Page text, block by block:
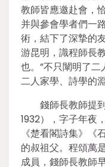
教師皆應邀赴會，
并與參會學者們一
術，結下了深摯的
游昆明，識程師長
也。”不只闡明了
二人家學、詩學的淵
錢師長教師提
1932），字子年夜
《楚看閣詩集》《
的叔祖父。程頌萬
成員，錢師長教師